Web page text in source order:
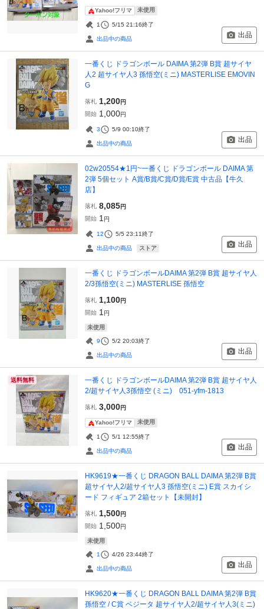
Yahoo!フリマ 未使用
1 5/15 21:16終了
出品中の商品 出品
一番くじ ドラゴンボール DAIMA 第2弾 B賞 超サイヤ
人2 超サイヤ人3 孫悟空(ミニ) MASTERLISE EMOVIN
G
落札 1,200円
開始 1,000円
3 5/9 00:10終了
出品中の商品 出品
02w20554★1円~一番くじ ドラゴンボール DAIMA 第
2弾 5個セット A賞/B賞/C賞/D賞/E賞 中古品【牛久
店】
落札 8,085円
開始 1 円
12 5/5 23:11終了
出品中の商品 ストア 出品
一番くじ ドラゴンボールDAIMA 第2弾 B賞 超サイヤ人
2/3孫悟空(ミニ) MASTERLISE 孫悟空
落札 1,100円
開始 1 円
未使用
9 5/2 20:03終了
出品中の商品 出品
送料無料
一番くじ ドラゴンボールDAIMA 第2弾 B賞 超サイヤ人
2/超サイヤ人3孫悟空 (ミニ) 051-yfm-1813
落札 3,000円
Yahoo!フリマ 未使用
1 5/1 12:55終了
出品中の商品 出品
HK9619★一番くじ DRAGON BALL DAIMA 第2弾 B賞
超サイヤ人2/超サイヤ人3 孫悟空(ミニ) E賞 スカイシ
ード フィギュア 2箱セット【未開封】
落札 1,500円
開始 1,500円
未使用
1 4/26 23:44終了
出品中の商品 出品
HK9620★一番くじ DRAGON BALL DAIMA 第2弾 B賞
孫悟空 / C賞 ベジータ 超サイヤ人2/超サイヤ人3(ミニ)